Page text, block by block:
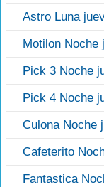
Astro Luna
Motilon Noche
Pick 3 Noche
Pick 4 Noche
Culona Noche
Cafeterito
Fantastica